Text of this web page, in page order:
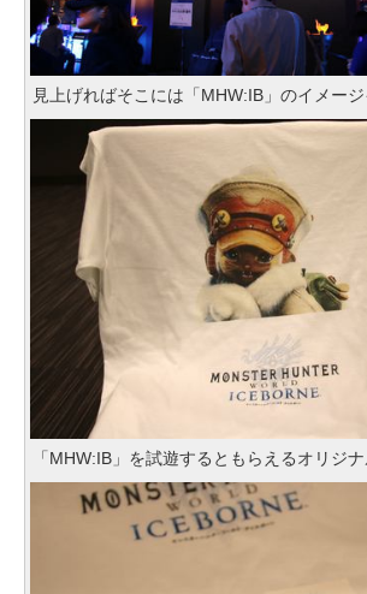
見上げればそこには「MHW:IB」のイメー
「MHW:IB」を試遊するともらえるオリジ